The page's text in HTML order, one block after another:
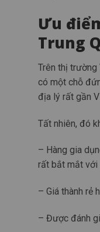
Ưu
Trung
Trên thị trường
có một chỗ
địa lý rất gần
Tất nhiên, đó
– Hàng gia
rất bắt mắt với
– Giá thành rẻ
– Được đánh